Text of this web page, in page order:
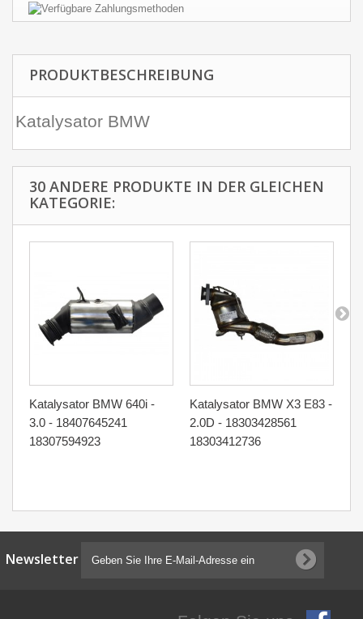
PRODUKTBESCHREIBUNG
Katalysator BMW
30 ANDERE PRODUKTE IN DER GLEICHEN
KATEGORIE:
Katalysator BMW 640i -
3.0 - 18407645241
18307594923
Katalysator BMW X3 E83 -
2.0D - 18303428561
18303412736
Newsletter